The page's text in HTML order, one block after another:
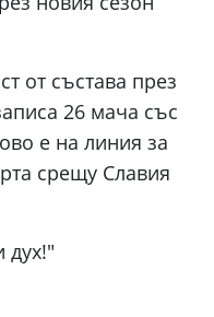
от състава през
26 мача със
е на линия за
срещу Славия
дух!"